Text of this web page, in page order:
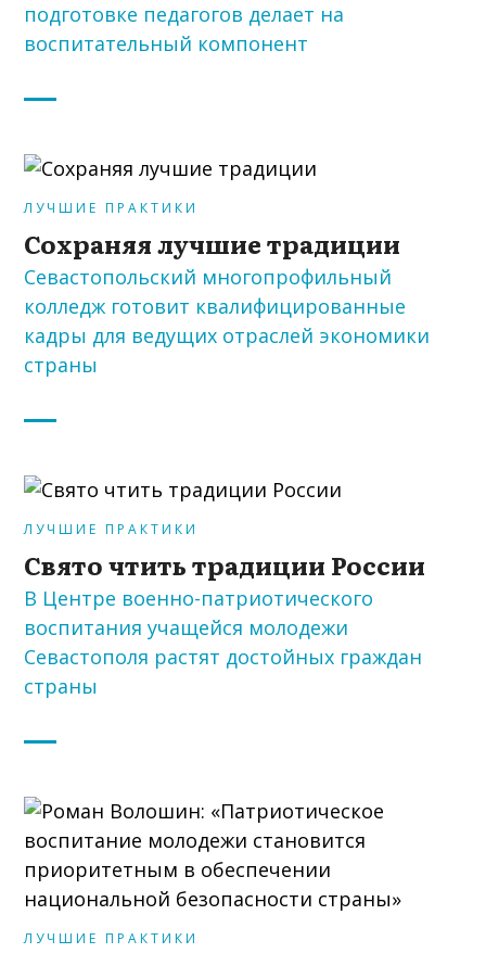
подготовке педагогов делает на
воспитательный компонент
ЛУЧШИЕ ПРАКТИКИ
Сохраняя лучшие традиции
Севастопольский многопрофильный
колледж готовит квалифицированные
кадры для ведущих отраслей экономики
страны
ЛУЧШИЕ ПРАКТИКИ
Свято чтить традиции России
В Центре военно-патриотического
воспитания учащейся молодежи
Севастополя растят достойных граждан
страны
ЛУЧШИЕ ПРАКТИКИ